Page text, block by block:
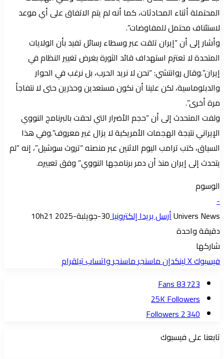
المحتملة أثناء المحادثات، كما أنه لم يتم الاتفاق على أي موعد
لاستئناف محتمل للمفاوضات”.
وأشار إلى أن “إيران تلقت عبر وسطاء رسائل تفيد بأن الولايات
المتحدة لا تعتزم استهداف قائد الثورة بغرض تغيير النظام في
إيران”.وقال روانتشي: “نحن لا نريد الحرب، بل نرغب في الحوار
والدبلوماسية، لكن علينا أن نكون مستعدين وحذرين حتى لا نتفاجأ
مرة أخرى”.
ولفت المتحدث إلى أن “حجم الأضرار التي لحقت بالبرنامج النووي
الإيراني نتيجة الهجمات الأمريكية لا يزال غير معروف”.وفي هذا
السياق، كتب ترامب اليوم الاثنين عبر منصته “تروث سوشيل”، إنه “لم
يتحدث إلى إيران منذ أن دمر برنامجها النووي” وفق تعبيره.
الوسوم
-
Univers Newsأرسل بريدا إلكترونيا30-جويلبة-2025 10h21
دقيقة واحدة
شاركها
فيسبوك‫Xلينكدإنماسنجرماسنجرواتسابتيلقرام
83 723
Fans
25KFollowers
2 340
Followers
تابعنا على فيسبوك